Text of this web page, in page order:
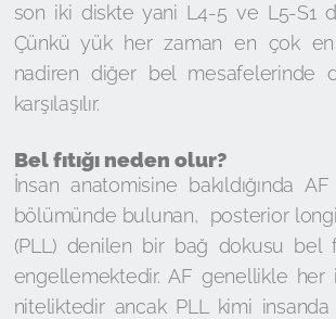
son iki diskte yani L4-5 ve L5-S1
Çünkü yük her zaman en çok en
nadiren diğer bel mesafelerinde
karşılaşılır.
Bel fıtığı neden olur?
İnsan anatomisine bakıldığında
bölümünde bulunan, posterior
(PLL) denilen bir bağ dokusu bel
engellemektedir. AF genellikle her
niteliktedir ancak PLL kimi